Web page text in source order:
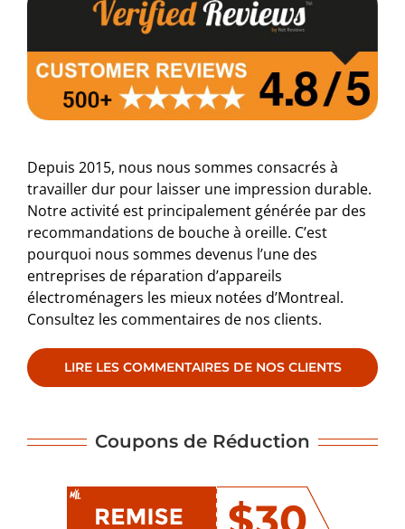
Depuis 2015, nous nous sommes consacrés à
travailler dur pour laisser une impression durable.
Notre activité est principalement générée par des
recommandations de bouche à oreille. C’est
pourquoi nous sommes devenus l’une des
entreprises de réparation d’appareils
électroménagers les mieux notées d’Montreal.
Consultez les commentaires de nos clients.
LIRE LES COMMENTAIRES DE NOS CLIENTS
Coupons de Réduction